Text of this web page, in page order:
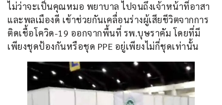
ไม่ว่าจะเป็นคุณหมอ พยาบาล ไปจนถึงเจ้าหน้าที่อาสา
และพลเมืองดี เข้าช่วยกันเคลื่อนร่างผู้เสียชีวิตจากการ
ติดเชื้อโควิด-19 ออกจากพื้นที่ รพ.บุษราคัม โดยที่มี
เพียงชุดป้องกันหรือชุด PPE อยู่เพียงไม่กี่ชุดเท่านั้น